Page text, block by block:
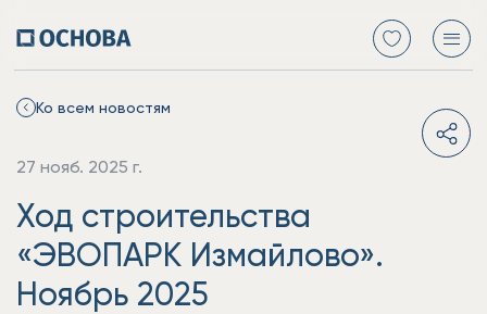
Ко всем новостям
27 нояб. 2025 г.
Ход строительства
«ЭВОПАРК Измайлово».
Ноябрь 2025